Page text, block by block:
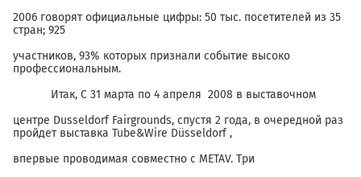
2006 говорят официальные цифры: 50 тыс. посетителей из 35
стран; 925
участников, 93% которых признали событие высоко
профессиональным.
Итак, С 31 марта по 4 апреля 2008 в выставочном
центре Dusseldorf Fairgrounds, спустя 2 года, в очередной раз
пройдет выставка Tube&Wire Düsseldorf ,
впервые проводимая совместно с METAV. Три